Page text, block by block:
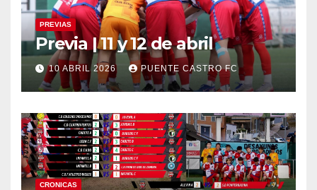
PREVIAS
Previa | 11 y 12 de abril
10 ABRIL 2026 PUENTE CASTRO FC
CRONICAS